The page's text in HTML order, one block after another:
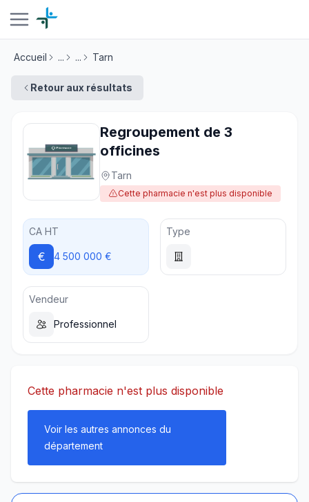
Accueil ... ... Tarn
Retour aux résultats
Regroupement de 3
officines
Tarn
Cette pharmacie n'est plus disponible
CA HT
€ 4 500 000 €
Type
Vendeur
Professionnel
Cette pharmacie n'est plus disponible
Voir les autres annonces du
département